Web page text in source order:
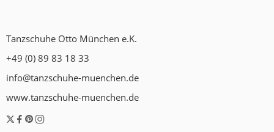
Tanzschuhe Otto München e.K.
+49 (0) 89 83 18 33
info@tanzschuhe-muenchen.de
www.tanzschuhe-muenchen.de